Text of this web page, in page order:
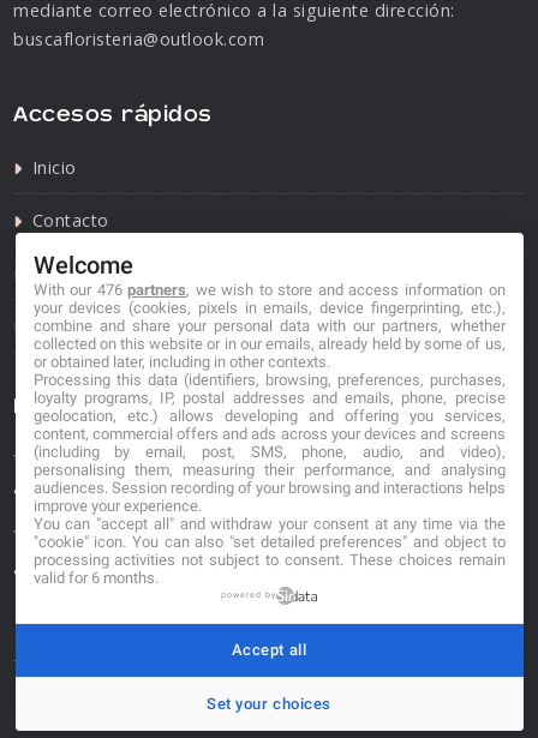
mediante correo electrónico a la siguiente dirección:
buscafloristeria@outlook.com
Accesos rápidos
Inicio
Contacto
Política de privacidad
Política de cookies
Información de contacto
*No se garantiza que los datos mostrados estén
actualizados.
** Los precios mostrados son estimaciones y no se
garantiza su veracidad.
© 2026. buscafloristeria.com
Welcome
With our 476partners, we wish to store and access information on
your devices (cookies, pixels in emails, device fingerprinting, etc.),
combine and share your personal data with our partners, whether
collected on this website or in our emails, already held by some of us,
or obtained later, including in other contexts.
Processing this data (identifiers, browsing, preferences, purchases,
loyalty programs, IP, postal addresses and emails, phone, precise
geolocation, etc.) allows developing and offering you services,
content, commercial offers and ads across your devices and screens
(including by email, post, SMS, phone, audio, and video),
personalising them, measuring their performance, and analysing
audiences. Session recording of your browsing and interactions helps
improve your experience.
You can "accept all" and withdraw your consent at any time via the
"cookie" icon. You can also "set detailed preferences" and object to
processing activities not subject to consent. These choices remain
valid for 6 months.
powered by
Set your choices
Accept all